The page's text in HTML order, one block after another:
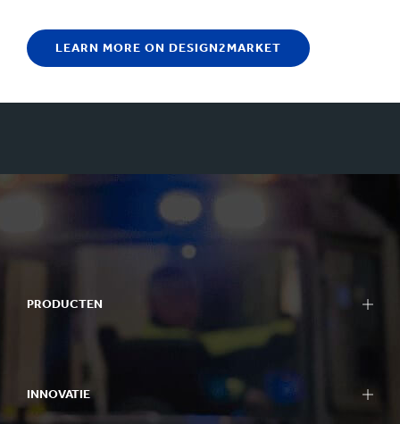
LEARN MORE ON DESIGN2MARKET
PRODUCTEN
INNOVATIE